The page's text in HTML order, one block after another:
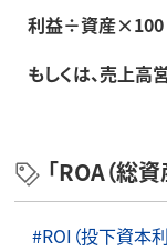
利益÷資産×100
もしくは、売上
「ROA（総
#ROI（投下資本